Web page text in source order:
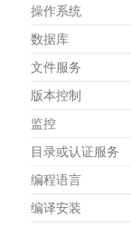
操作系统
数据库
文件服务
版本控制
监控
目录或认证服务
编程语言
编译安装